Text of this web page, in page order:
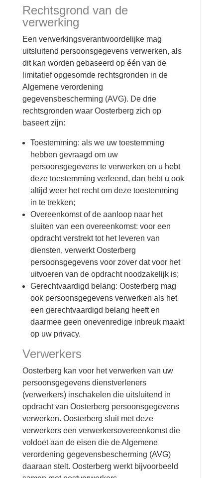
Rechtsgrond van de
verwerking
Een verwerkingsverantwoordelijke mag
uitsluitend persoonsgegevens verwerken, als
dit kan worden gebaseerd op één van de
limitatief opgesomde rechtsgronden in de
Algemene verordening
gegevensbescherming (AVG). De drie
rechtsgronden waar Oosterberg zich op
baseert zijn:
Toestemming: als we uw toestemming
hebben gevraagd om uw
persoonsgegevens te verwerken en u hebt
deze toestemming verleend, dan hebt u ook
altijd weer het recht om deze toestemming
in te trekken;
Overeenkomst of de aanloop naar het
sluiten van een overeenkomst: voor een
opdracht verstrekt tot het leveren van
diensten, verwerkt Oosterberg
persoonsgegevens voor zover dat voor het
uitvoeren van de opdracht noodzakelijk is;
Gerechtvaardigd belang: Oosterberg mag
ook persoonsgegevens verwerken als het
een gerechtvaardigd belang heeft en
daarmee geen onevenredige inbreuk maakt
op uw privacy.
Verwerkers
Oosterberg kan voor het verwerken van uw
persoonsgegevens dienstverleners
(verwerkers) inschakelen die uitsluitend in
opdracht van Oosterberg persoonsgegevens
verwerken. Oosterberg sluit met deze
verwerkers een verwerkersovereenkomst die
voldoet aan de eisen die de Algemene
verordening gegevensbescherming (AVG)
daaraan stelt. Oosterberg werkt bijvoorbeeld